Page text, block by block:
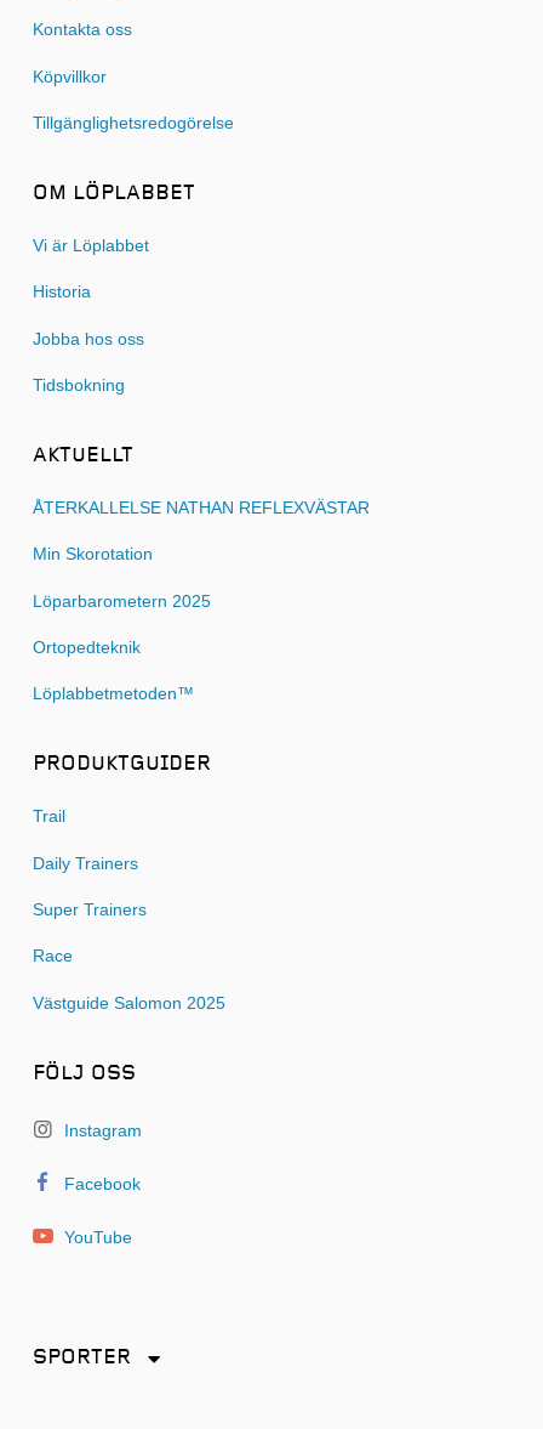
Kontakta oss
Köpvillkor
Tillgänglighetsredogörelse
OM LÖPLABBET
Vi är Löplabbet
Historia
Jobba hos oss
Tidsbokning
AKTUELLT
ÅTERKALLELSE NATHAN REFLEXVÄSTAR
Min Skorotation
Löparbarometern 2025
Ortopedteknik
Löplabbetmetoden™
PRODUKTGUIDER
Trail
Daily Trainers
Super Trainers
Race
Västguide Salomon 2025
FÖLJ OSS
Instagram
Facebook
YouTube
SPORTER